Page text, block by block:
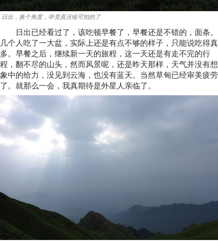
日出，换个角度，毕竟真没啥可拍的了
日出已经看过了，该吃顿早餐了，早餐还是不错的，面条。
几个人吃了一大盆，实际上还是有点不够的样子，只能说吃得真
多。早餐之后，继续新一天的旅程，这一天还是有走不完的行
程，翻不尽的山头，然而风景呢，还是昨天那样，天气并没有想
象中的给力，没见到云海，也没有蓝天。当然草甸已经审美疲劳
了。就那么一会，我真期待是外星人亲临了。